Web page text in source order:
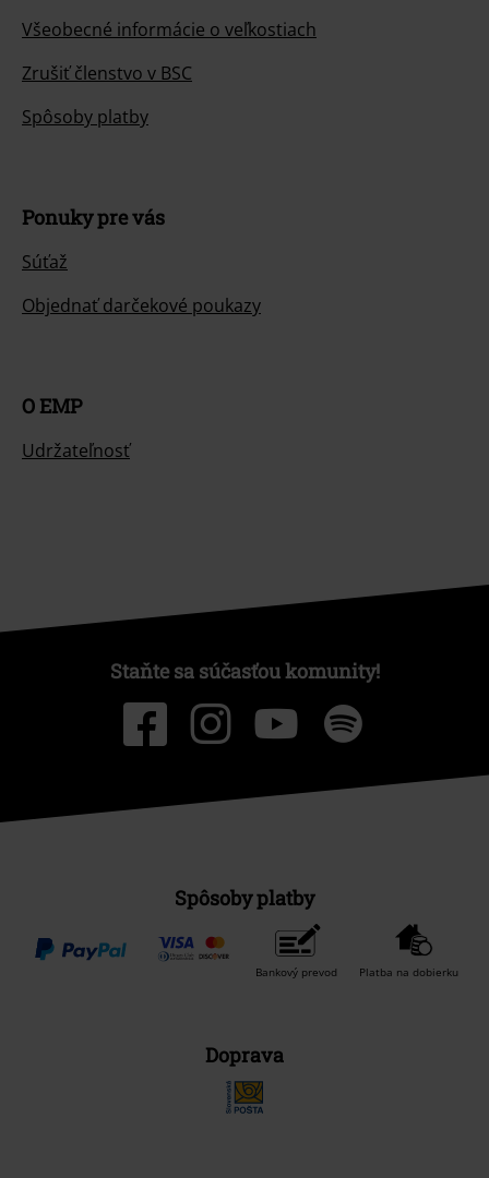
Všeobecné informácie o veľkostiach
Zrušiť členstvo v BSC
Spôsoby platby
Ponuky pre vás
Súťaž
Objednať darčekové poukazy
O EMP
Udržateľnosť
Staňte sa súčasťou komunity!
Spôsoby platby
Bankový prevod Platba na dobierku
Doprava